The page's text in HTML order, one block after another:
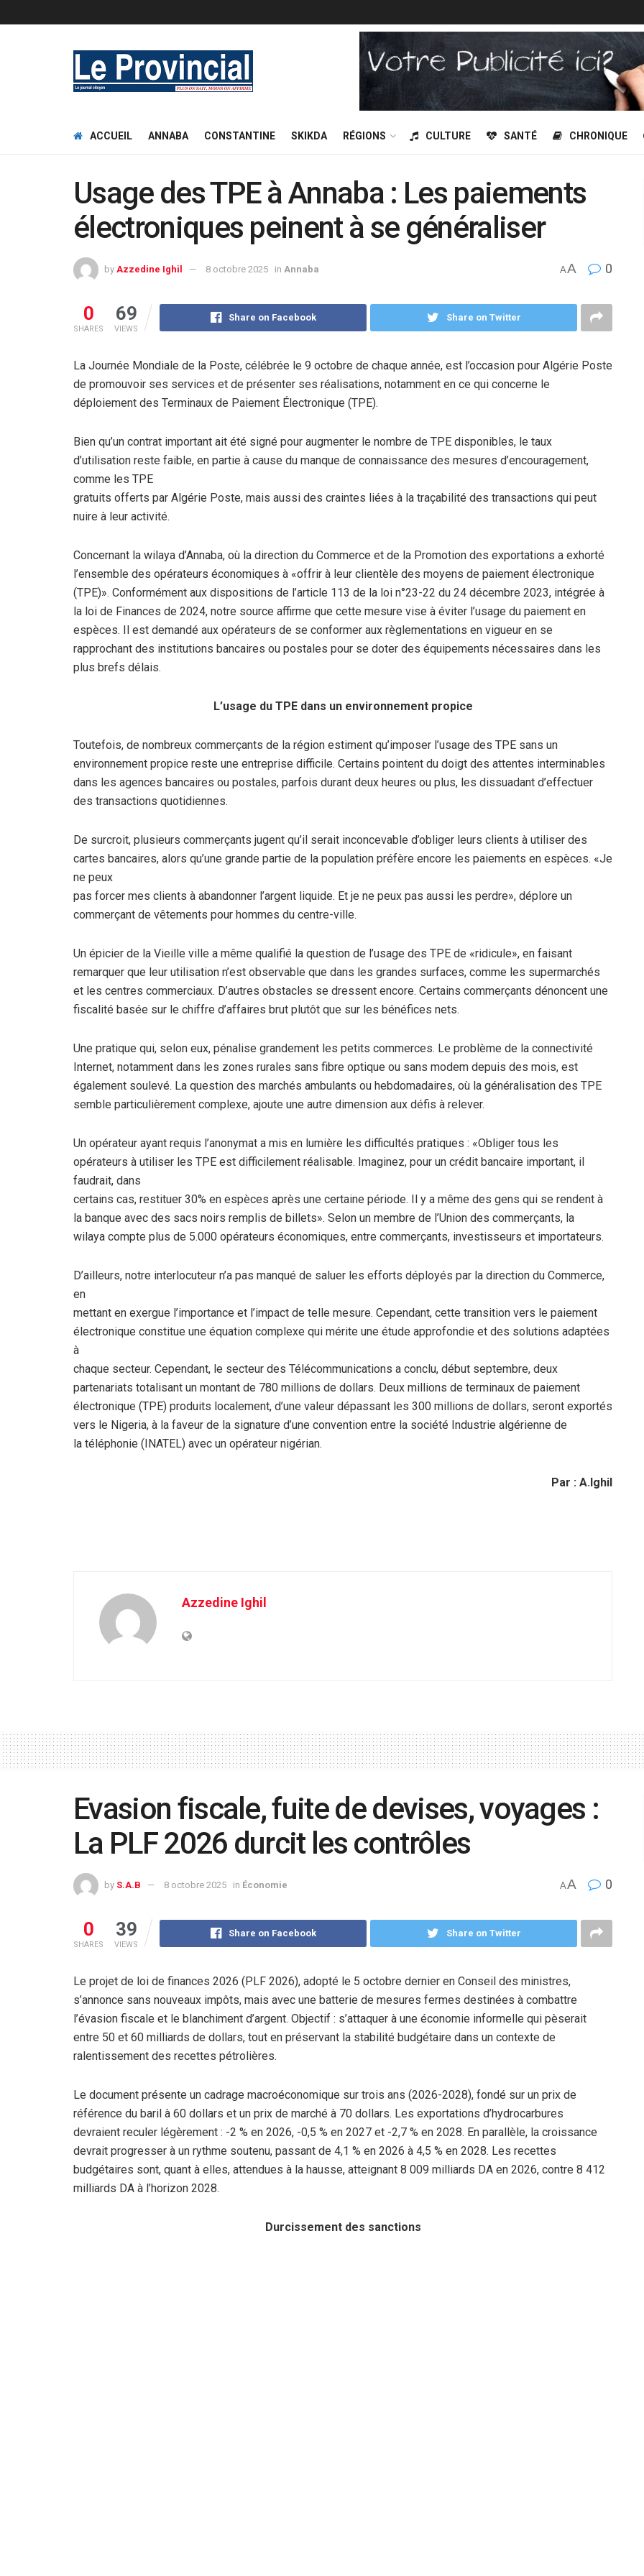
ACCUEIL ANNABA CONSTANTINE SKIKDA RÉGIONS CULTURE SANTÉ CHRONIQUE
Usage des TPE à Annaba : Les paiements
électroniques peinent à se généraliser
by Azzedine Ighil 8 octobre 2025 in Annaba AA 0
0
SHARES
69
VIEWS
Share on Facebook Share on Twitter
La Journée Mondiale de la Poste, célébrée le 9 octobre de chaque année, est l’occasion pour Algérie Poste
de promouvoir ses services et de présenter ses réalisations, notamment en ce qui concerne le
déploiement des Terminaux de Paiement Électronique (TPE).
Bien qu’un contrat important ait été signé pour augmenter le nombre de TPE disponibles, le taux
d’utilisation reste faible, en partie à cause du manque de connaissance des mesures d’encouragement,
comme les TPE
gratuits offerts par Algérie Poste, mais aussi des craintes liées à la traçabilité des transactions qui peut
nuire à leur activité.
Concernant la wilaya d’Annaba, où la direction du Commerce et de la Promotion des exportations a exhorté
l’ensemble des opérateurs économiques à «offrir à leur clientèle des moyens de paiement électronique
(TPE)». Conformément aux dispositions de l’article 113 de la loi n°23-22 du 24 décembre 2023, intégrée à
la loi de Finances de 2024, notre source affirme que cette mesure vise à éviter l’usage du paiement en
espèces. Il est demandé aux opérateurs de se conformer aux règlementations en vigueur en se
rapprochant des institutions bancaires ou postales pour se doter des équipements nécessaires dans les
plus brefs délais.
L’usage du TPE dans un environnement propice
Toutefois, de nombreux commerçants de la région estiment qu’imposer l’usage des TPE sans un
environnement propice reste une entreprise difficile. Certains pointent du doigt des attentes interminables
dans les agences bancaires ou postales, parfois durant deux heures ou plus, les dissuadant d’effectuer
des transactions quotidiennes.
De surcroit, plusieurs commerçants jugent qu’il serait inconcevable d’obliger leurs clients à utiliser des
cartes bancaires, alors qu’une grande partie de la population préfère encore les paiements en espèces. «Je
ne peux
pas forcer mes clients à abandonner l’argent liquide. Et je ne peux pas aussi les perdre», déplore un
commerçant de vêtements pour hommes du centre-ville.
Un épicier de la Vieille ville a même qualifié la question de l’usage des TPE de «ridicule», en faisant
remarquer que leur utilisation n’est observable que dans les grandes surfaces, comme les supermarchés
et les centres commerciaux. D’autres obstacles se dressent encore. Certains commerçants dénoncent une
fiscalité basée sur le chiffre d’affaires brut plutôt que sur les bénéfices nets.
Une pratique qui, selon eux, pénalise grandement les petits commerces. Le problème de la connectivité
Internet, notamment dans les zones rurales sans fibre optique ou sans modem depuis des mois, est
également soulevé. La question des marchés ambulants ou hebdomadaires, où la généralisation des TPE
semble particulièrement complexe, ajoute une autre dimension aux défis à relever.
Un opérateur ayant requis l’anonymat a mis en lumière les difficultés pratiques : «Obliger tous les
opérateurs à utiliser les TPE est difficilement réalisable. Imaginez, pour un crédit bancaire important, il
faudrait, dans
certains cas, restituer 30% en espèces après une certaine période. Il y a même des gens qui se rendent à
la banque avec des sacs noirs remplis de billets». Selon un membre de l’Union des commerçants, la
wilaya compte plus de 5.000 opérateurs économiques, entre commerçants, investisseurs et importateurs.
D’ailleurs, notre interlocuteur n’a pas manqué de saluer les efforts déployés par la direction du Commerce,
en
mettant en exergue l’importance et l’impact de telle mesure. Cependant, cette transition vers le paiement
électronique constitue une équation complexe qui mérite une étude approfondie et des solutions adaptées
à
chaque secteur. Cependant, le secteur des Télécommunications a conclu, début septembre, deux
partenariats totalisant un montant de 780 millions de dollars. Deux millions de terminaux de paiement
électronique (TPE) produits localement, d’une valeur dépassant les 300 millions de dollars, seront exportés
vers le Nigeria, à la faveur de la signature d’une convention entre la société Industrie algérienne de
la téléphonie (INATEL) avec un opérateur nigérian.
Par : A.Ighil
Azzedine Ighil
Evasion fiscale, fuite de devises, voyages :
La PLF 2026 durcit les contrôles
by S.A.B 8 octobre 2025 in Économie AA 0
0
SHARES
39
VIEWS
Share on Facebook Share on Twitter
Le projet de loi de finances 2026 (PLF 2026), adopté le 5 octobre dernier en Conseil des ministres,
s’annonce sans nouveaux impôts, mais avec une batterie de mesures fermes destinées à combattre
l’évasion fiscale et le blanchiment d’argent. Objectif : s’attaquer à une économie informelle qui pèserait
entre 50 et 60 milliards de dollars, tout en préservant la stabilité budgétaire dans un contexte de
ralentissement des recettes pétrolières.
Le document présente un cadrage macroéconomique sur trois ans (2026-2028), fondé sur un prix de
référence du baril à 60 dollars et un prix de marché à 70 dollars. Les exportations d’hydrocarbures
devraient reculer légèrement : -2 % en 2026, -0,5 % en 2027 et -2,7 % en 2028. En parallèle, la croissance
devrait progresser à un rythme soutenu, passant de 4,1 % en 2026 à 4,5 % en 2028. Les recettes
budgétaires sont, quant à elles, attendues à la hausse, atteignant 8 009 milliards DA en 2026, contre 8 412
milliards DA à l’horizon 2028.
Durcissement des sanctions